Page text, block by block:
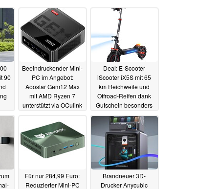
90
im
Beeindruckender Mini-
PC im Angebot:
Aoostar Gem12 Max
mit AMD Ryzen 7
unterstützt via OCulink
16.01.2025
Deal: E-Scooter
iScooter iX5S mit 65
km Reichweite und
Offroad-Reifen dank
Gutschein besonders
günstig (Ad)15.01.2025
Für nur 284,99 Euro:
Reduzierter Mini-PC
Brandneuer 3D-
Drucker Anycubic